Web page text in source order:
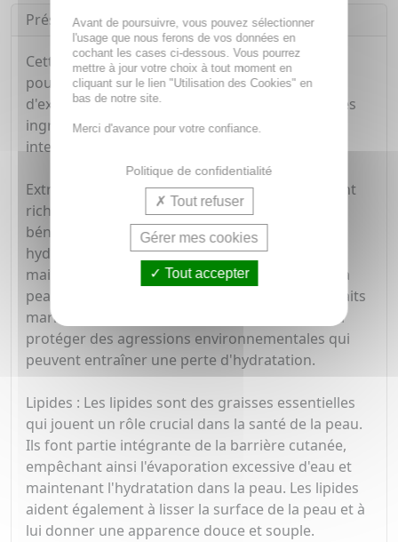
Présentation
Cette crème semble être un excellent hydratant
pour la peau grâce à sa formulation spécifique
d'extraits marins et de lipides. Voici comment ces
ingrédients peuvent contribuer à hydrater
intensément la peau :
Extraits marins : Les extraits marins sont souvent
riches en minéraux, vitamines et acides aminés
bénéfiques pour la peau. Ils ont des propriétés
hydratantes et nourrissantes qui aident à
maintenir la barrière cutanée, ce qui permet à la
peau de retenir davantage d'humidité. Ces extraits
marins peuvent également apaiser la peau et la
protéger des agressions environnementales qui
peuvent entraîner une perte d'hydratation.
Lipides : Les lipides sont des graisses essentielles
qui jouent un rôle crucial dans la santé de la peau.
Ils font partie intégrante de la barrière cutanée,
empêchant ainsi l'évaporation excessive d'eau et
maintenant l'hydratation dans la peau. Les lipides
aident également à lisser la surface de la peau et à
lui donner une apparence douce et souple.
Avant de poursuivre, vous pouvez sélectionner
l'usage que nous ferons de vos données en
cochant les cases ci-dessous. Vous pourrez
mettre à jour votre choix à tout moment en
cliquant sur le lien "Utilisation des Cookies" en
bas de notre site.
Merci d'avance pour votre confiance.
Politique de confidentialité
Tout refuser
Gérer mes cookies
Tout accepter